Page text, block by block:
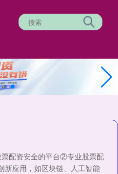
配资安全的平台②专业股票配
新应用，如区块链、人工智能